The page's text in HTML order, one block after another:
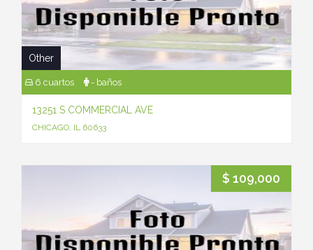
Other
6 cuartos - baños
13251 S COMMERCIAL AVE
CHICAGO, IL 60633
$ 109,000